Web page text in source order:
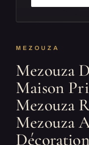
MEZOUZA
Mezouza
Maison
Mezouza
Mezouza